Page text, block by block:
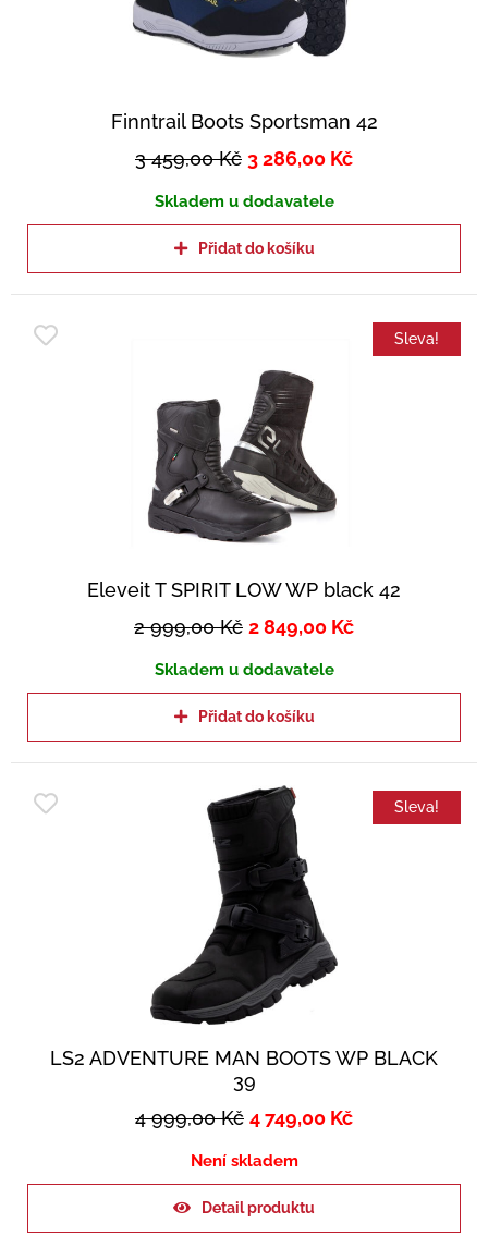
Finntrail Boots Sportsman 42
3 459,00Kč 3 286,00 Kč
Skladem u dodavatele
Přidat do košíku
Sleva!
Eleveit T SPIRIT LOW WP black 42
2 999,00Kč 2 849,00 Kč
Skladem u dodavatele
Přidat do košíku
Sleva!
LS2 ADVENTURE MAN BOOTS WP BLACK
39
4 999,00Kč 4 749,00 Kč
Není skladem
Detail produktu